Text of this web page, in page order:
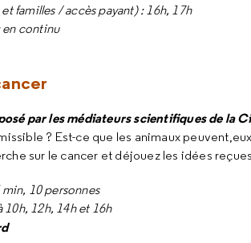
familles / accès payant) : 16h, 17h
en continu
par les médiateurs scientifiques de la
? Est-ce que les animaux
sur le cancer et déjouez les idées
min, 10 personnes
12h, 14h et 16h